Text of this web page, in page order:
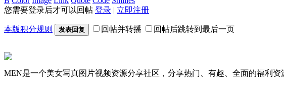
您需要登录后才可以回帖 登录 | 立即注册
本版积分规则 发表回复 回帖并转播 回帖后跳转到最后一页
MEN是一个美女写真图片视频资源分享社区，分享热门、有趣、全面的福利资